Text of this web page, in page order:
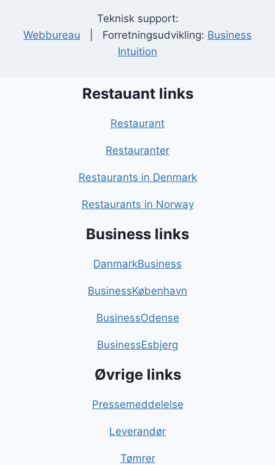
Teknisk support:
Webbureau | Forretningsudvikling: Business
Intuition
Restauant links
Restaurant
Restauranter
Restaurants in Denmark
Restaurants in Norway
Business links
DanmarkBusiness
BusinessKøbenhavn
BusinessOdense
BusinessEsbjerg
Øvrige links
Pressemeddelelse
Leverandør
Tømrer